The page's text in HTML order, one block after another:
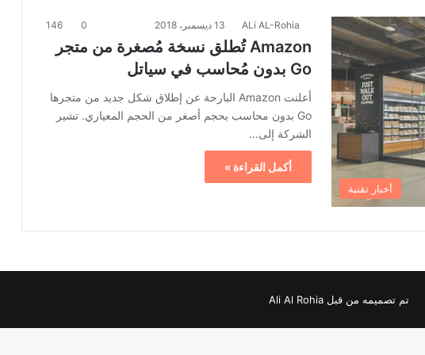
أخبار تقنية
ALi AL-Rohia 13 ديسمبر، 2018 0
146
Amazon تُطلق نسخة مُصغرة من متجر
Go بدون مُحاسب في سياتل
أعلنت Amazon البارحة عن إطلاق شكل جديد من متجرها
Go بدون محاسب بحجم أصغر من الحجم المعياري. تشير
الشركة إلى…
أكمل القراءة »
تم تصميمه من قبل Ali Al Rohia